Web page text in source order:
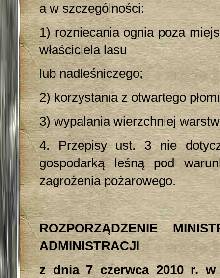
a w szczególności:
1) rozniecania ognia poza
właściciela lasu
lub nadleśniczego;
2) korzystania z otwartego
3) wypalania wierzchniej
4. Przepisy ust. 3 nie
gospodarką leśną pod
zagrożenia pożarowego.
ROZPORZĄDZENIE
ADMINISTRACJI
z dnia 7 czerwca 2010 r. w